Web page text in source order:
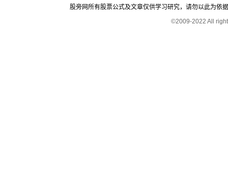
股旁网所有股票公式及文章仅供学习研究，请勿以此为依
©2009-2022 All